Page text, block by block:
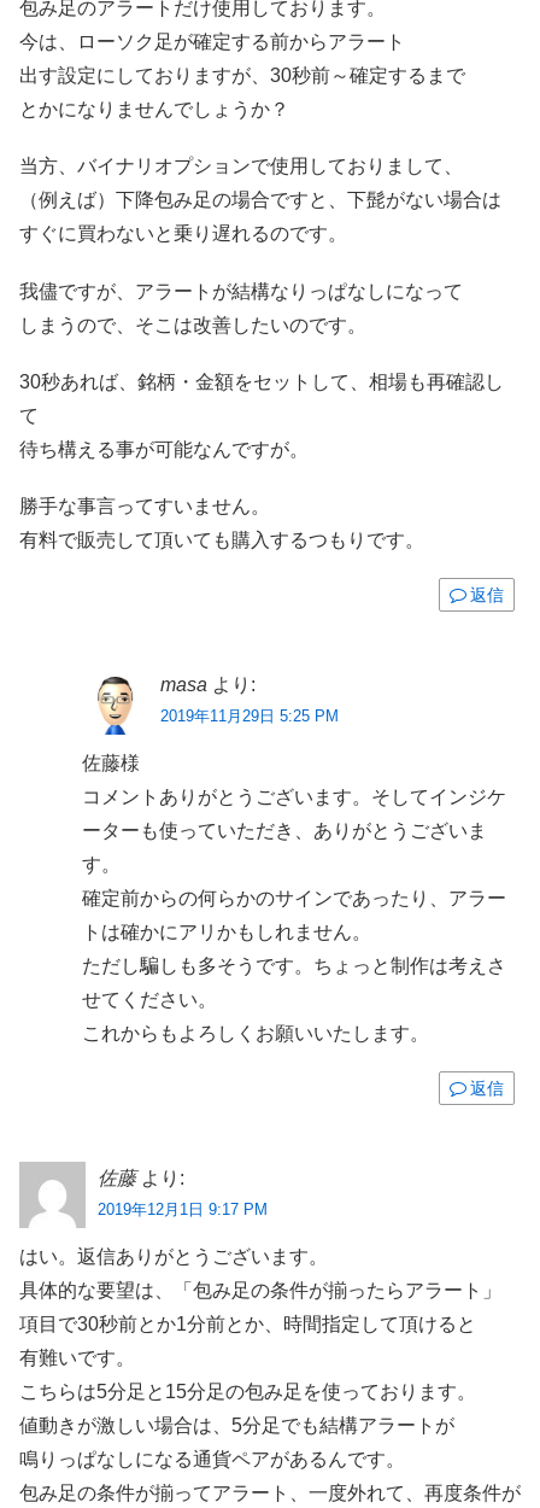
包み足のアラートだけ使用しております。
今は、ローソク足が確定する前からアラート
出す設定にしておりますが、30秒前～確定するまで
とかになりませんでしょうか？
当方、バイナリオプションで使用しておりまして、
（例えば）下降包み足の場合ですと、下髭がない場合は
すぐに買わないと乗り遅れるのです。
我儘ですが、アラートが結構なりっぱなしになって
しまうので、そこは改善したいのです。
30秒あれば、銘柄・金額をセットして、相場も再確認し
て
待ち構える事が可能なんですが。
勝手な事言ってすいません。
有料で販売して頂いても購入するつもりです。
返信
masa より:
2019年11月29日 5:25 PM
佐藤様
コメントありがとうございます。そしてインジケ
ーターも使っていただき、ありがとうございま
す。
確定前からの何らかのサインであったり、アラー
トは確かにアリかもしれません。
ただし騙しも多そうです。ちょっと制作は考えさ
せてください。
これからもよろしくお願いいたします。
返信
佐藤 より:
2019年12月1日 9:17 PM
はい。返信ありがとうございます。
具体的な要望は、「包み足の条件が揃ったらアラート」
項目で30秒前とか1分前とか、時間指定して頂けると
有難いです。
こちらは5分足と15分足の包み足を使っております。
値動きが激しい場合は、5分足でも結構アラートが
鳴りっぱなしになる通貨ペアがあるんです。
包み足の条件が揃ってアラート、一度外れて、再度条件が